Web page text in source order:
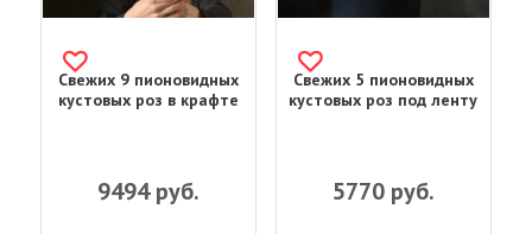
Свежих 9 пионовидных
кустовых роз в крафте
9494руб.
Свежих 5 пионовидных
кустовых роз под ленту
5770руб.